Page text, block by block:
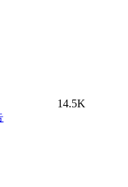
14.5K